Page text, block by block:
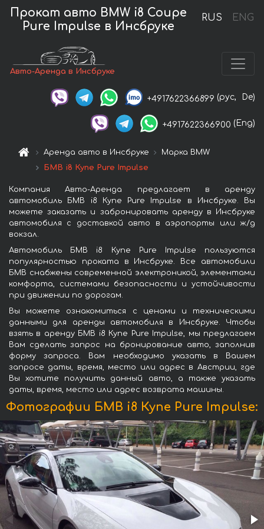
RUS ENG
Прокат авто BMW i8 Coupe
Pure Impulse в Инсбруке
Авто-Аренда в Инсбруке
+4917622366899 (рус, De)
+4917622366900 (Eng)
Аренда авто в Инсбруке
Марка BMW
БМВ i8 Купе Pure Impulse
Компания Авто-Аренда предлагает в аренду
автомобиль БМВ i8 Купе Pure Impulse в Инсбруке. Вы
можете заказать и забронировать аренду в Инсбруке
автомобиля с доставкой авто в аэропорты или ж/д
вокзал.
Автомобиль БМВ i8 Купе Pure Impulse пользуются
популярностью проката в Инсбруке. Все автомобили
БМВ снабжены современной электроникой, элементами
комфорта, системами безопасности и устойчивости
при движении по дорогам.
Вы можете ознакомиться с ценами и техническими
данными для аренды автомобиля в Инсбруке. Чтобы
взять в аренду БМВ i8 Купе Pure Impulse, мы предлагаем
Вам сделать запрос на бронирование авто, заполнив
форму запроса. Вам необходимо указать в Вашем
запросе даты, время, место или адрес в Австрии, где
Вы хотите получить данный авто, а также указать
даты, время, место или адрес возврата машины.
Фотографии БМВ i8 Купе Pure Impulse: